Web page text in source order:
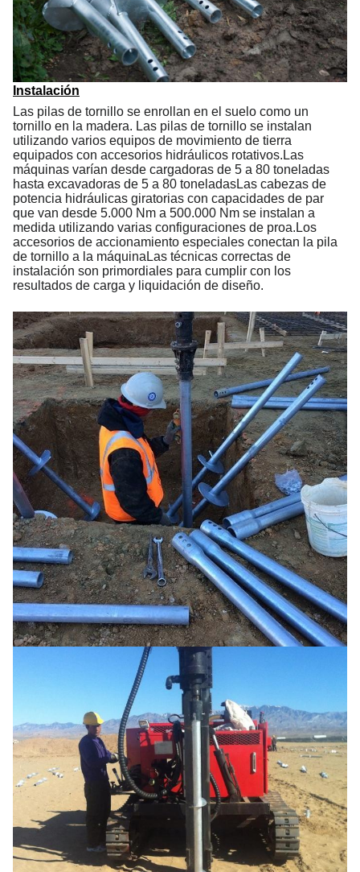
Instalación
Las pilas de tornillo se enrollan en el suelo como un
tornillo en la madera. Las pilas de tornillo se instalan
utilizando varios equipos de movimiento de tierra
equipados con accesorios hidráulicos rotativos.Las
máquinas varían desde cargadoras de 5 a 80 toneladas
hasta excavadoras de 5 a 80 toneladasLas cabezas de
potencia hidráulicas giratorias con capacidades de par
que van desde 5.000 Nm a 500.000 Nm se instalan a
medida utilizando varias configuraciones de proa.Los
accesorios de accionamiento especiales conectan la pila
de tornillo a la máquinaLas técnicas correctas de
instalación son primordiales para cumplir con los
resultados de carga y liquidación de diseño.